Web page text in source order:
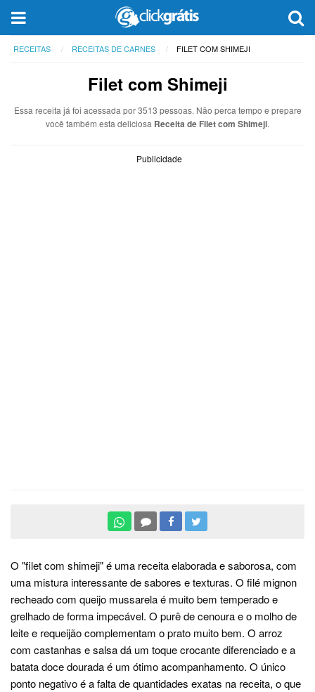
RECEITAS RECEITAS DE CARNES FILET COM SHIMEJI
Filet com Shimeji
Essa receita já foi acessada por 3513 pessoas. Não perca tempo e prepare
você também esta deliciosa Receita de Filet com Shimeji.
Publicidade
O "filet com shimeji" é uma receita elaborada e saborosa, com
uma mistura interessante de sabores e texturas. O filé mignon
recheado com queijo mussarela é muito bem temperado e
grelhado de forma impecável. O purê de cenoura e o molho de
leite e requeijão complementam o prato muito bem. O arroz
com castanhas e salsa dá um toque crocante diferenciado e a
batata doce dourada é um ótimo acompanhamento. O único
ponto negativo é a falta de quantidades exatas na receita, o que